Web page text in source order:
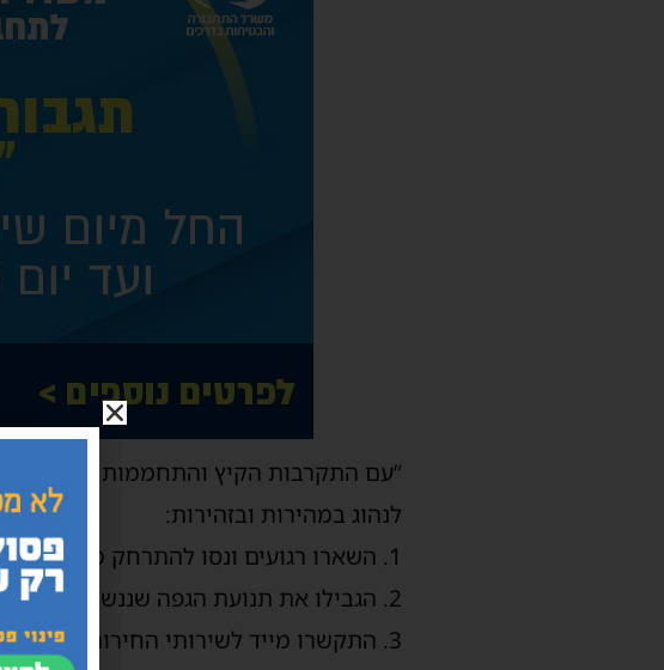
“עם התקרבות הקיץ והתחממות מזג
לנהוג במהירות ובזהירות:
1. השארו רגועים ונסו להתרחק מהנחש.
2. הגבילו את תנועת הגפה שננשכה
3. התקשרו מייד לשירותי החירום (101) ובקשו פינוי לבית־החולים.